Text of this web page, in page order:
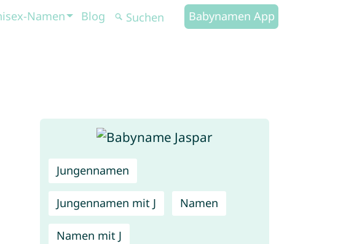
Namen Blog Babynamen App
Jungennamen
Jungennamen mit J Namen
Namen mit J